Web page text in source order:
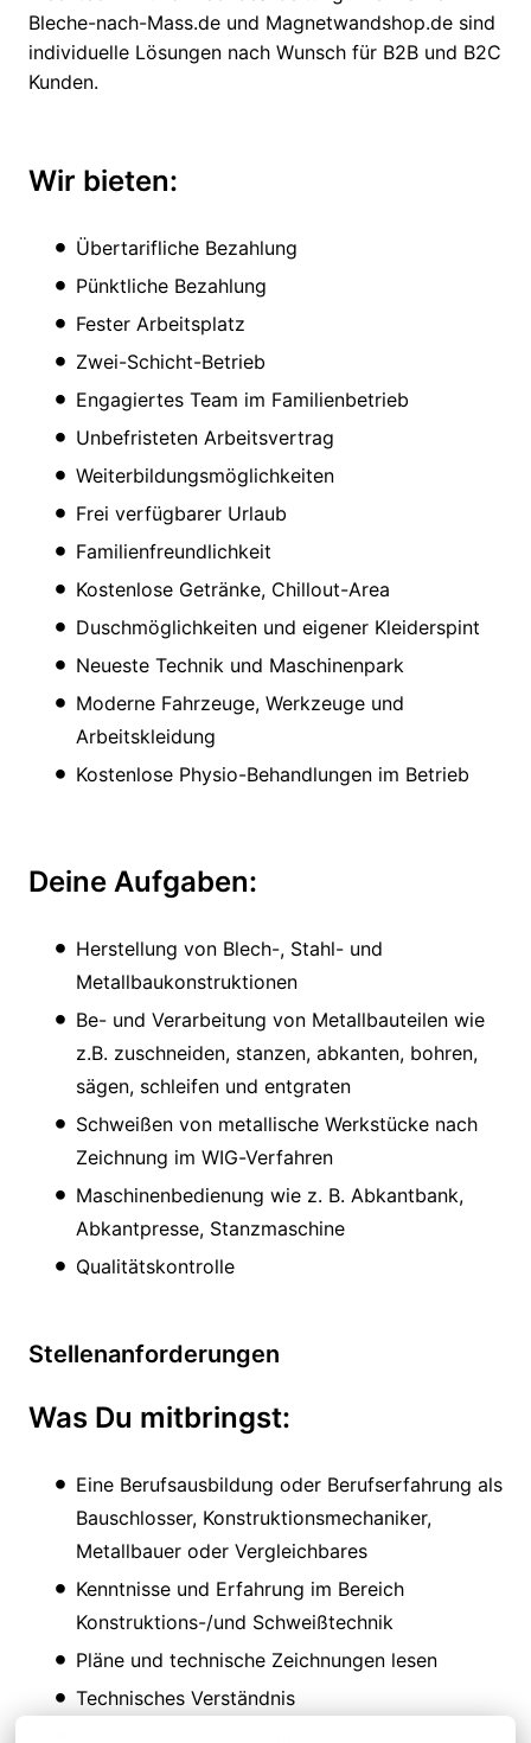
Bleche-nach-Mass.de und Magnetwandshop.de sind
individuelle Lösungen nach Wunsch für B2B und B2C
Kunden.
Wir bieten:
Übertarifliche Bezahlung
Pünktliche Bezahlung
Fester Arbeitsplatz
Zwei-Schicht-Betrieb
Engagiertes Team im Familienbetrieb
Unbefristeten Arbeitsvertrag
Weiterbildungsmöglichkeiten
Frei verfügbarer Urlaub
Familienfreundlichkeit
Kostenlose Getränke, Chillout-Area
Duschmöglichkeiten und eigener Kleiderspint
Neueste Technik und Maschinenpark
Moderne Fahrzeuge, Werkzeuge und
Arbeitskleidung
Kostenlose Physio-Behandlungen im Betrieb
Deine Aufgaben:
Herstellung von Blech-, Stahl- und
Metallbaukonstruktionen
Be- und Verarbeitung von Metallbauteilen wie
z.B. zuschneiden, stanzen, abkanten, bohren,
sägen, schleifen und entgraten
Schweißen von metallische Werkstücke nach
Zeichnung im WIG-Verfahren
Maschinenbedienung wie z. B. Abkantbank,
Abkantpresse, Stanzmaschine
Qualitätskontrolle
Stellenanforderungen
Was Du mitbringst:
Eine Berufsausbildung oder Berufserfahrung als
Bauschlosser, Konstruktionsmechaniker,
Metallbauer oder Vergleichbares
Kenntnisse und Erfahrung im Bereich
Konstruktions-/und Schweißtechnik
Pläne und technische Zeichnungen lesen
Technisches Verständnis